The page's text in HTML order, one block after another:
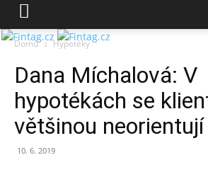
Domů Hypotéky
Dana Míchalová: V
hypotékách se
většinou neorientují
10. 6. 2019